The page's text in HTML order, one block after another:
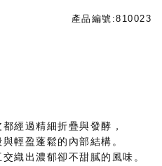
產品編號:810023
經過精細折疊與發酵，
輕盈蓬鬆的內部結構。
織出濃郁卻不甜膩的風味。